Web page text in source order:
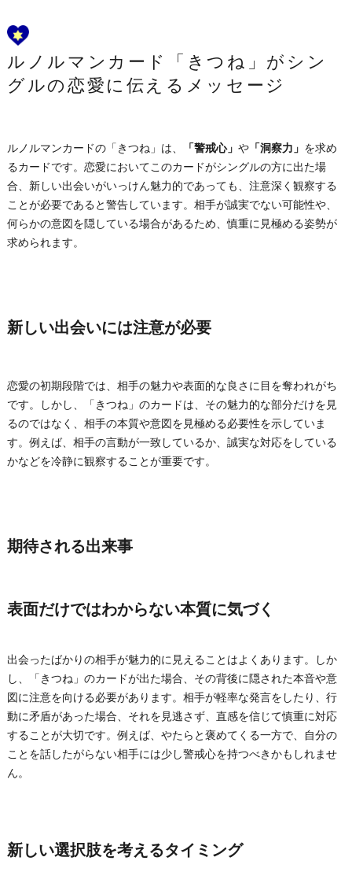
ルノルマンカード「きつね」がシン
グルの恋愛に伝えるメッセージ
ルノルマンカードの「きつね」は、 「警戒心」 や「洞察力」 を求め
るカードです。恋愛においてこのカードがシングルの方に出た場
合、新しい出会いがいっけん魅力的であっても、注意深く観察する
ことが必要であると警告しています。相手が誠実でない可能性や、
何らかの意図を隠している場合があるため、慎重に見極める姿勢が
求められます。
新しい出会いには注意が必要
恋愛の初期段階では、相手の魅力や表面的な良さに目を奪われがち
です。しかし、「きつね」のカードは、その魅力的な部分だけを見
るのではなく、相手の本質や意図を見極める必要性を示していま
す。例えば、相手の言動が一致しているか、誠実な対応をしている
かなどを冷静に観察することが重要です。
期待される出来事
表面だけではわからない本質に気づく
出会ったばかりの相手が魅力的に見えることはよくあります。しか
し、「きつね」のカードが出た場合、その背後に隠された本音や意
図に注意を向ける必要があります。相手が軽率な発言をしたり、行
動に矛盾があった場合、それを見逃さず、直感を信じて慎重に対応
することが大切です。例えば、やたらと褒めてくる一方で、自分の
ことを話したがらない相手には少し警戒心を持つべきかもしれませ
ん。
新しい選択肢を考えるタイミング